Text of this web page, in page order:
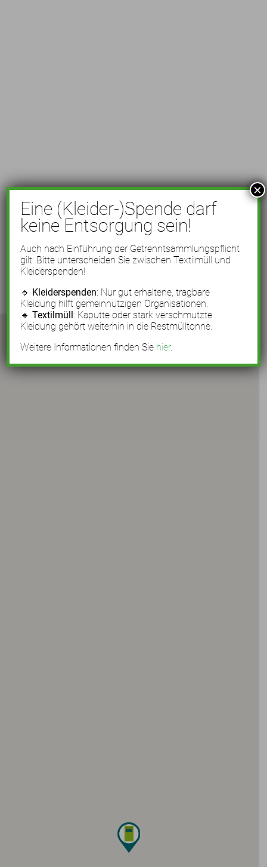
Eine (Kleider-)Spende darf
keine Entsorgung sein!
Auch nach Einführung der Getrenntsammlungspflicht
gilt: Bitte unterscheiden Sie zwischen Textilmüll und
Kleiderspenden!
🔹 Kleiderspenden: Nur gut erhaltene, tragbare
Kleidung hilft gemeinnützigen Organisationen.
🔹Textilmüll: Kaputte oder stark verschmutzte
Kleidung gehört weiterhin in die Restmülltonne.
Weitere Informationen finden Sie hier.
×